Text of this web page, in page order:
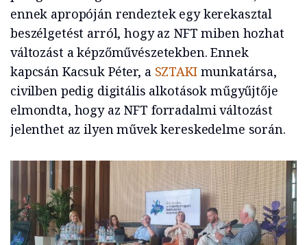
ennek apropóján rendeztek egy kerekasztal
beszélgetést arról, hogy az NFT miben hozhat
változást a képzőművészetekben. Ennek
kapcsán Kacsuk Péter, a SZTAKI munkatársa,
civilben pedig digitális alkotások műgyűjtője
elmondta, hogy az NFT forradalmi változást
jelenthet az ilyen művek kereskedelme során.